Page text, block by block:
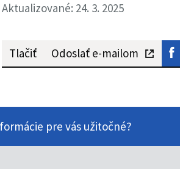
Aktualizované: 24. 3. 2025
Tlačiť Odoslať e-mailom
pre vás užitočné?